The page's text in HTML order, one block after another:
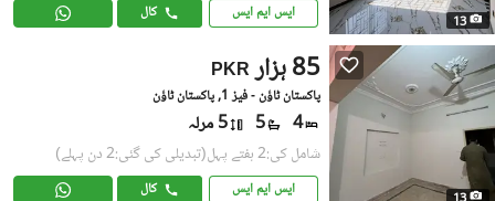
13 ایس ایم ایس کال
PKR 85 ہزار
پاکستان ٹاؤن - فیز 1, پاکستان ٹاؤن
4
5 5 مرلہ
شامل کی:2 ہفتے پہل (تبدیلی کی گئی:2 دن پہلے)
ایس ایم ایس کال